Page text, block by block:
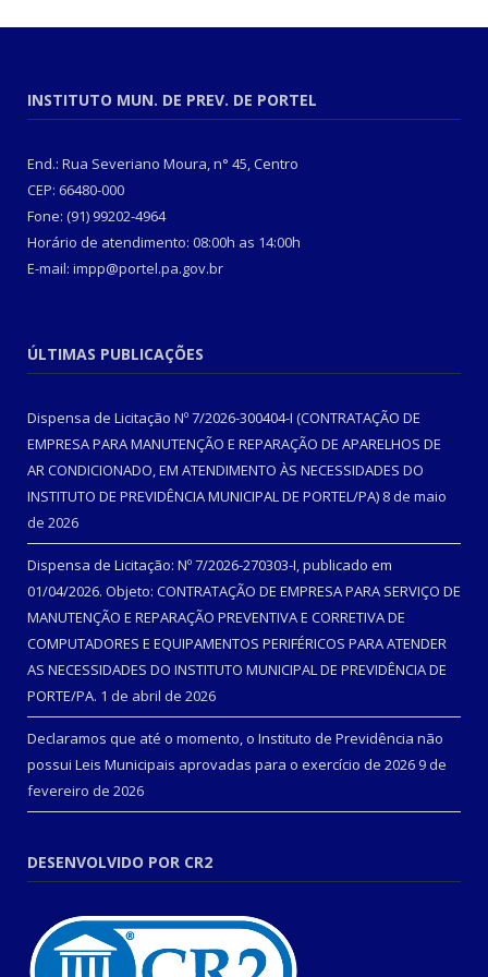
INSTITUTO MUN. DE PREV. DE PORTEL
End.: Rua Severiano Moura, n° 45, Centro
CEP: 66480-000
Fone: (91) 99202-4964
Horário de atendimento: 08:00h as 14:00h
E-mail: impp@portel.pa.gov.br
ÚLTIMAS PUBLICAÇÕES
Dispensa de Licitação Nº 7/2026-300404-I (CONTRATAÇÃO DE
EMPRESA PARA MANUTENÇÃO E REPARAÇÃO DE APARELHOS DE
AR CONDICIONADO, EM ATENDIMENTO ÀS NECESSIDADES DO
INSTITUTO DE PREVIDÊNCIA MUNICIPAL DE PORTEL/PA) 8 de maio
de 2026
Dispensa de Licitação: Nº 7/2026-270303-I, publicado em
01/04/2026. Objeto: CONTRATAÇÃO DE EMPRESA PARA SERVIÇO DE
MANUTENÇÃO E REPARAÇÃO PREVENTIVA E CORRETIVA DE
COMPUTADORES E EQUIPAMENTOS PERIFÉRICOS PARA ATENDER
AS NECESSIDADES DO INSTITUTO MUNICIPAL DE PREVIDÊNCIA DE
PORTE/PA. 1 de abril de 2026
Declaramos que até o momento, o Instituto de Previdência não
possui Leis Municipais aprovadas para o exercício de 2026 9 de
fevereiro de 2026
DESENVOLVIDO POR CR2